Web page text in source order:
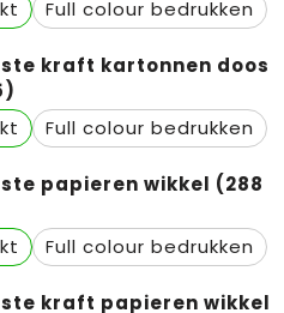
Full colour
kraft kartonnen doos
Full colour
papieren wikkel (288
Full colour
kraft papieren wikkel